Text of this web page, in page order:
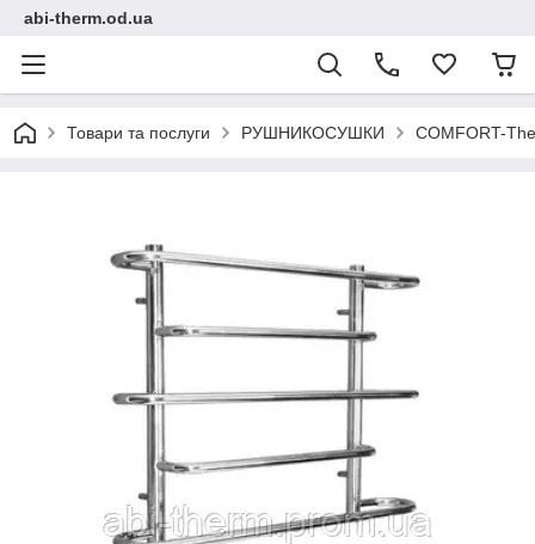
abi-therm.od.ua
Товари та послуги РУШНИКОСУШКИ COMFORT-